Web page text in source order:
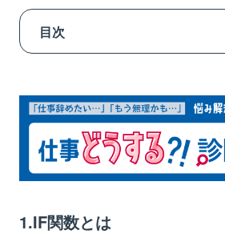
目次
1.1.IF関数の基本ルール
1.2.IF関数で使える論理式一覧
1.3.IF関数の活用シーン
2.【基本編】 IF関数の使用例
する
1.IF関数とは